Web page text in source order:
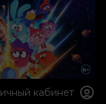
кабинет